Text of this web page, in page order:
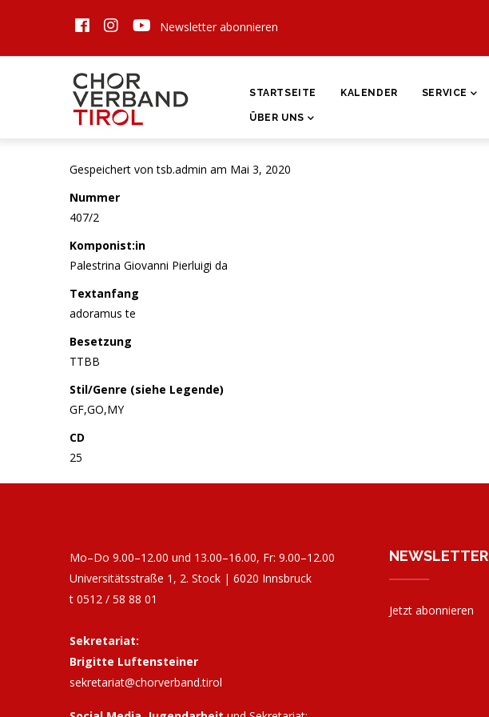
Newsletter abonnieren
HAUPTNAVIGATION
STARTSEITE KALENDER SERVICE
ÜBER UNS
Gespeichert vontsb.admin am Mai 3, 2020
Nummer
407/2
Komponist:in
Palestrina Giovanni Pierluigi da
Textanfang
adoramus te
Besetzung
TTBB
Stil/Genre (siehe Legende)
GF,GO,MY
CD
25
Mo–Do 9.00–12.00 und 13.00–16.00, Fr: 9.00–12.00
Universitätsstraße 1, 2. Stock | 6020 Innsbruck
t 0512 / 58 88 01
Sekretariat:
Brigitte Luftensteiner
sekretariat@chorverband.tirol
NEWSLETTER
Jetzt abonnieren